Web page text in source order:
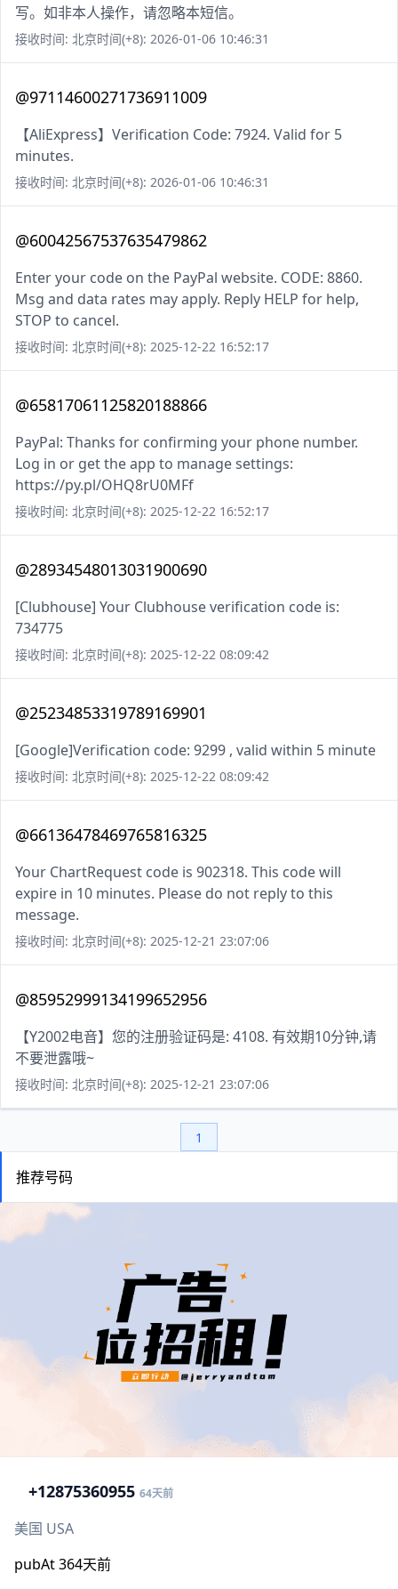
写。如非本人操作，请忽略本短信。
接收时间: 北京时间(+8): 2026-01-06 10:46:31
@97114600271736911009
【AliExpress】Verification Code: 7924. Valid for 5
minutes.
接收时间: 北京时间(+8): 2026-01-06 10:46:31
@60042567537635479862
Enter your code on the PayPal website. CODE: 8860.
Msg and data rates may apply. Reply HELP for help,
STOP to cancel.
接收时间: 北京时间(+8): 2025-12-22 16:52:17
@65817061125820188866
PayPal: Thanks for confirming your phone number.
Log in or get the app to manage settings:
https://py.pl/OHQ8rU0MFf
接收时间: 北京时间(+8): 2025-12-22 16:52:17
@28934548013031900690
[Clubhouse] Your Clubhouse verification code is:
734775
接收时间: 北京时间(+8): 2025-12-22 08:09:42
@25234853319789169901
[Google]Verification code: 9299 , valid within 5 minute
接收时间: 北京时间(+8): 2025-12-22 08:09:42
@66136478469765816325
Your ChartRequest code is 902318. This code will
expire in 10 minutes. Please do not reply to this
message.
接收时间: 北京时间(+8): 2025-12-21 23:07:06
@85952999134199652956
【Y2002电音】您的注册验证码是: 4108. 有效期10分钟,请
不要泄露哦~
接收时间: 北京时间(+8): 2025-12-21 23:07:06
1
推荐号码
+12875360955 64天前
美国 USA
pubAt 364天前